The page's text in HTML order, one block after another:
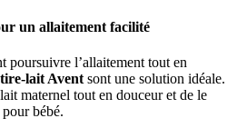
un allaitement facilité
poursuivre l’allaitement tout en
tire-lait Avent sont une solution idéale.
maternel tout en douceur et de le
bébé.